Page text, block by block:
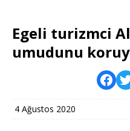
Egeli turizmci
umudunu
4 Ağustos 2020